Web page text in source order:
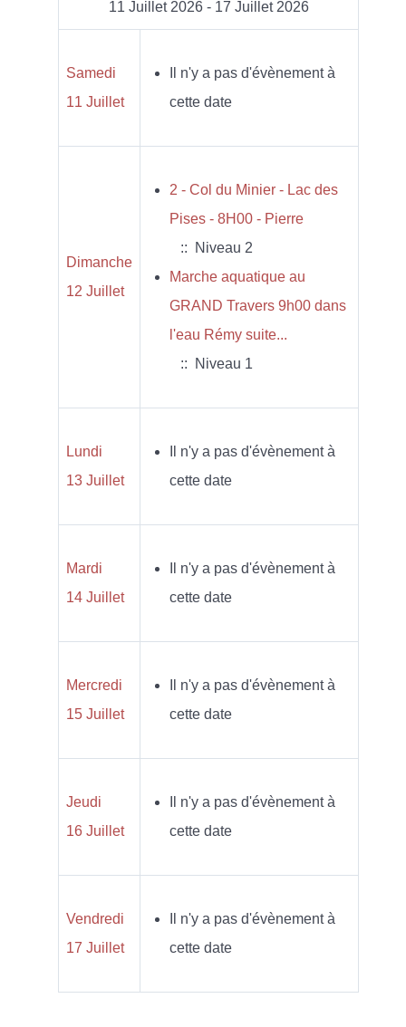
11 Juillet 2026 - 17 Juillet 2026
Samedi
11 Juillet
Il n'y a pas d'évènement à
cette date
Dimanche
12 Juillet
2 - Col du Minier - Lac des
Pises - 8H00 - Pierre
:: Niveau 2
Marche aquatique au
GRAND Travers 9h00 dans
l'eau Rémy suite...
:: Niveau 1
Lundi
13 Juillet
Il n'y a pas d'évènement à
cette date
Mardi
14 Juillet
Il n'y a pas d'évènement à
cette date
Mercredi
15 Juillet
Il n'y a pas d'évènement à
cette date
Jeudi
16 Juillet
Il n'y a pas d'évènement à
cette date
Vendredi
17 Juillet
Il n'y a pas d'évènement à
cette date